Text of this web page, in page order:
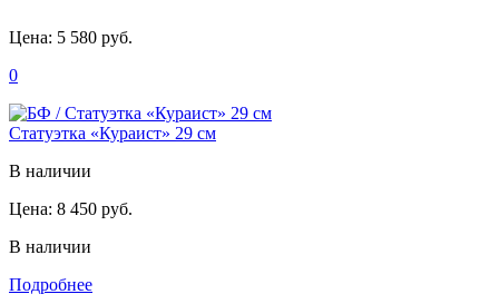
Цена: 5 580 руб.
0
Статуэтка «Кураист» 29 см
В наличии
Цена: 8 450 руб.
В наличии
Подробнее